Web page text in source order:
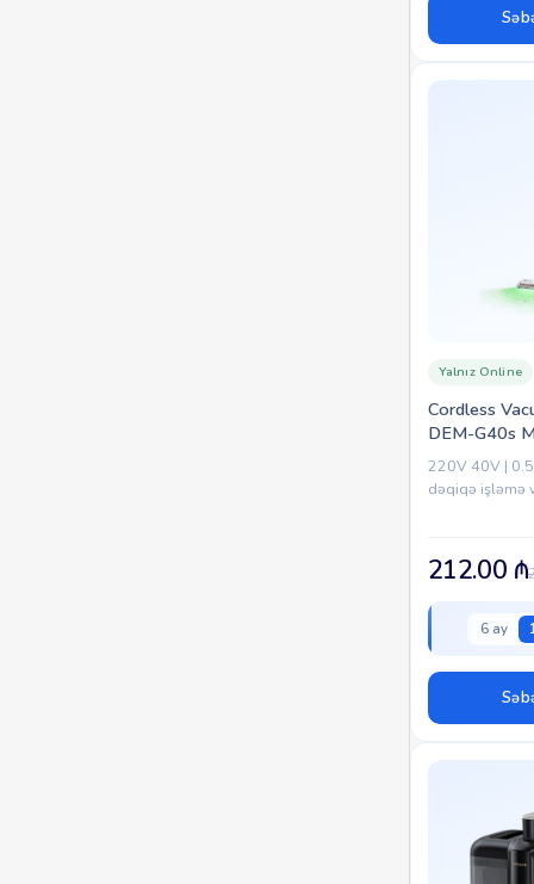
Cordless
DEM-G40s
Yalnız Online
220V 40V |
dəqiqə işləmə
212.00 ₼
6 ay